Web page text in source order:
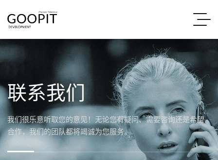
联系我们
我们很乐意听取您的意见！无论您有疑问、需要咨询还是希望
合作，我们的团队都将竭诚为您服务。